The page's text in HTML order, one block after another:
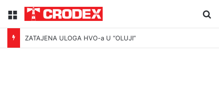
Menu
ZATAJENA ULOGA HVO-a U “OLUJI”